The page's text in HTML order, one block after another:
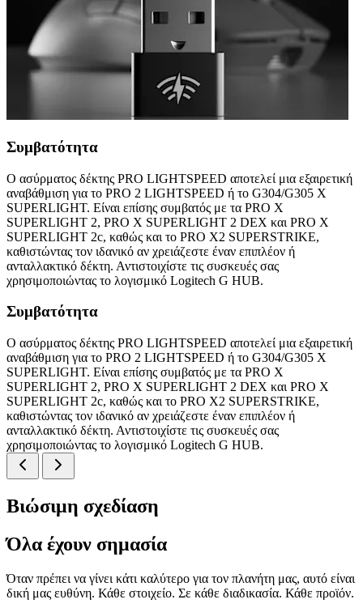
Συμβατότητα
Ο ασύρματος δέκτης PRO LIGHTSPEED αποτελεί μια εξαιρετική
αναβάθμιση για το PRO 2 LIGHTSPEED ή το G304/G305 X
SUPERLIGHT. Είναι επίσης συμβατός με τα PRO X
SUPERLIGHT 2, PRO X SUPERLIGHT 2 DEX και PRO X
SUPERLIGHT 2c, καθώς και το PRO X2 SUPERSTRIKE,
καθιστώντας τον ιδανικό αν χρειάζεστε έναν επιπλέον ή
ανταλλακτικό δέκτη. Αντιστοιχίστε τις συσκευές σας
χρησιμοποιώντας το λογισμικό Logitech G HUB.
Συμβατότητα
Ο ασύρματος δέκτης PRO LIGHTSPEED αποτελεί μια εξαιρετική
αναβάθμιση για το PRO 2 LIGHTSPEED ή το G304/G305 X
SUPERLIGHT. Είναι επίσης συμβατός με τα PRO X
SUPERLIGHT 2, PRO X SUPERLIGHT 2 DEX και PRO X
SUPERLIGHT 2c, καθώς και το PRO X2 SUPERSTRIKE,
καθιστώντας τον ιδανικό αν χρειάζεστε έναν επιπλέον ή
ανταλλακτικό δέκτη. Αντιστοιχίστε τις συσκευές σας
χρησιμοποιώντας το λογισμικό Logitech G HUB.
Βιώσιμη σχεδίαση
Όλα έχουν σημασία
Όταν πρέπει να γίνει κάτι καλύτερο για τον πλανήτη μας, αυτό είναι
δική μας ευθύνη. Κάθε στοιχείο. Σε κάθε διαδικασία. Κάθε προϊόν.